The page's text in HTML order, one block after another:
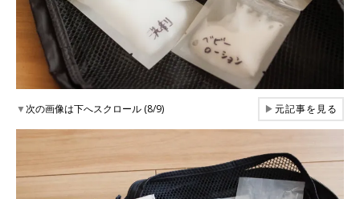
▼次の画像は下へスクロール (8/9) ▶元記事を見る